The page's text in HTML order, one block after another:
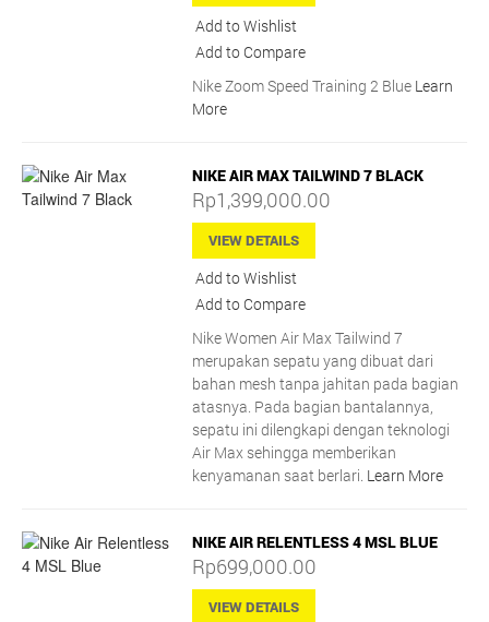
Add to Wishlist
Add to Compare
Nike Zoom Speed Training 2 Blue Learn
More
NIKE AIR MAX TAILWIND 7 BLACK
Rp1,399,000.00
VIEW DETAILS
Add to Wishlist
Add to Compare
Nike Women Air Max Tailwind 7
merupakan sepatu yang dibuat dari
bahan mesh tanpa jahitan pada bagian
atasnya. Pada bagian bantalannya,
sepatu ini dilengkapi dengan teknologi
Air Max sehingga memberikan
kenyamanan saat berlari. Learn More
NIKE AIR RELENTLESS 4 MSL BLUE
Rp699,000.00
VIEW DETAILS